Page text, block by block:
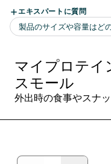
マイプロテイ
スモール
外出時の食事やスナ